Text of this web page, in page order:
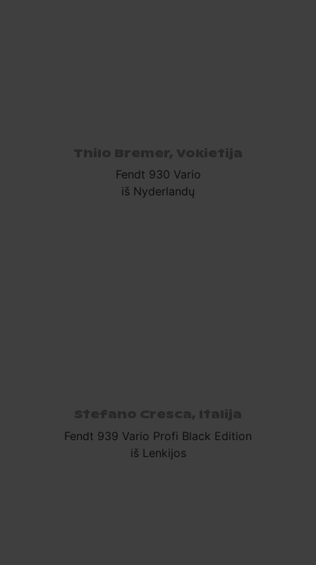
Thilo Bremer, Vokietija
Fendt 930 Vario
iš Nyderlandų
Stefano Cresca, Italija
Fendt 939 Vario Profi Black Edition
iš Lenkijos